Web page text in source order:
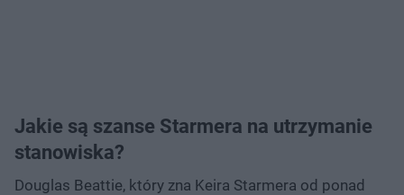
Jakie są szanse Starmera na utrzymanie
stanowiska?
Douglas Beattie, który zna Keira Starmera od ponad